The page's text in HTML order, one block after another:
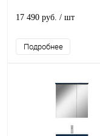
17 490 руб. / шт
Подробнее